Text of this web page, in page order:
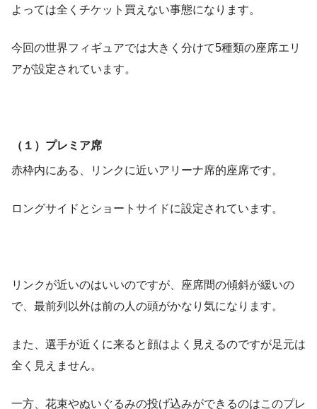
よっては全くチケット買えない事態になります。
今回の世界フィギュアでは大きく分けて5種類の座席エリ
アが設定されています。
（１）プレミア席
赤枠内にある、リンクに近いアリーナ席的座席です。
ロングサイドとショートサイドに設定されています。
リンクが近いのはいいのですが、座席間の傾斜が緩いの
で、最前列以外は前の人の頭がかなり気になります。
また、選手が近くに来ると顔はよく見えるのですが足元は
全く見えません。
一方、花束やぬいぐるみの投げ込みができるのはこのプレ